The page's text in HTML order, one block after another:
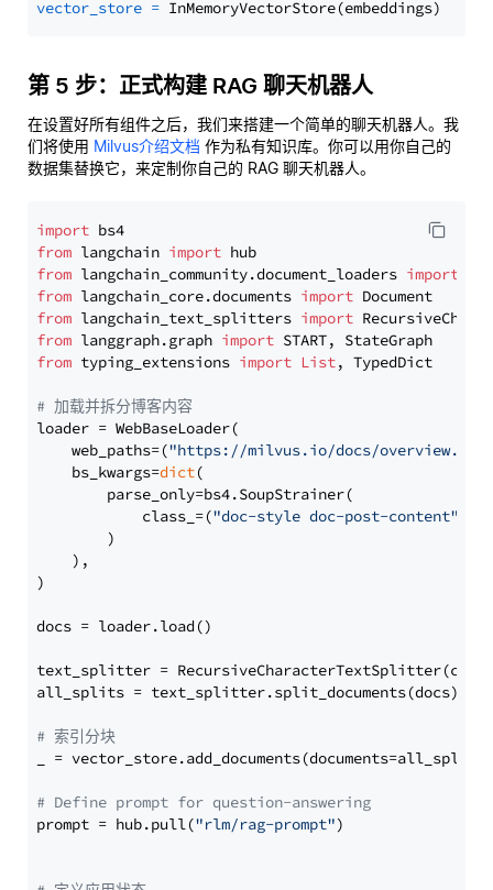
vector_store =
第 5 步：正式构建 RAG 聊天机器人
在设置好所有组件之后，我们来搭建一个简单的聊天机器人。我
们将使用 Milvus介绍文档 作为私有知识库。你可以用你自己的
数据集替换它，来定制你自己的 RAG 聊天机器人。
import
from langchain import
from langchain_community.document_loaders import
from langchain_core.documents import
from langchain_text_splitters import
from langgraph.graph import
from typing_extensions import List, TypedDict
# 加载并拆分博客内容
loader = WebBaseLoader(
    web_paths=(
"https://milvus.io/docs/overview.md"
    bs_kwargs=
dict(
        parse_only=bs4.SoupStrainer(
            class_=(
"doc-style doc-post-content"
        )
    ),
)
docs = loader.load()
text_splitter =
all_splits = text_splitter.split_documents(docs)
# 索引分块
_ = vector_store.add_documents(documents=all_splits)
# Define prompt for question-answering
prompt = hub.pull("rlm/rag-prompt")